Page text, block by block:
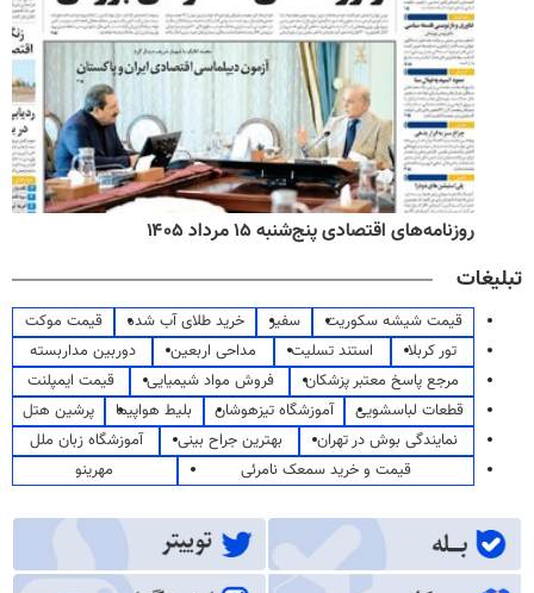
روزنامه‌های اقتصادی پنج‌شنبه ۱۵ مرداد ۱۴۰۵
تبلیغات
قیمت شیشه سکوریت سفیر خرید طلای آب شده
قیمت موکت
تور کربلا
استند تسلیت مداحی اربعین
دوربین مداربسته
مرجع پاسخ معتبر پزشکان
فروش مواد شیمیایی
قیمت ایمپلنت
قطعات لباسشویی
آموزشگاه تیزهوشان بلیط هواپیما
پرشین هتل
نمایندگی بوش در تهران
بهترین جراح بینی
آموزشگاه زبان ملل
قیمت و خرید سمعک نامرئی
مهرینو